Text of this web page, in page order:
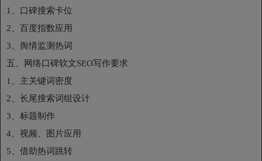
1、口碑搜索卡位
2、百度指数应用
3、舆情监测热词
五、网络口碑软文SEO写作要求
1、主关键词密度
2、长尾搜索词组设计
3、标题制作
4、视频、图片应用
5、借助热词跳转